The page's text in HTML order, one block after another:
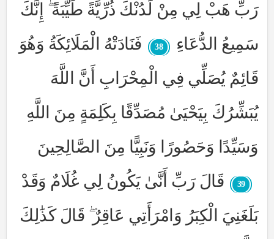
رَبِّ هَبْ لِي مِنْ لَدُنْكَ ذُرِّيَّةً طَيِّبَةً ۖ إِنَّكَ
سَمِيعُ الدُّعَاءِ
38
فَنَادَتْهُ الْمَلَائِكَةُ وَهُوَ
قَائِمٌ يُصَلِّي فِي الْمِحْرَابِ أَنَّ اللَّهَ
يُبَشِّرُكَ بِيَحْيَىٰ مُصَدِّقًا بِكَلِمَةٍ مِنَ اللَّهِ
وَسَيِّدًا وَحَصُورًا وَنَبِيًّا مِنَ الصَّالِحِينَ
39
قَالَ رَبِّ أَنَّىٰ يَكُونُ لِي غُلَامٌ وَقَدْ
بَلَغَنِيَ الْكِبَرُ وَامْرَأَتِي عَاقِرٌ ۖ قَالَ كَذَٰلِكَ